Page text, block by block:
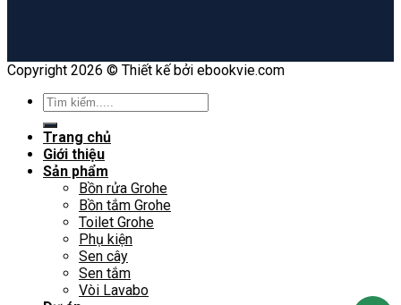
Copyright 2026 © Thiết kế bởi ebookvie.com
Search
for:
Trang chủ
Giới thiệu
Sản phẩm
Bồn rửa Grohe
Bồn tắm Grohe
Toilet Grohe
Phụ kiện
Sen cây
Sen tắm
Vòi Lavabo